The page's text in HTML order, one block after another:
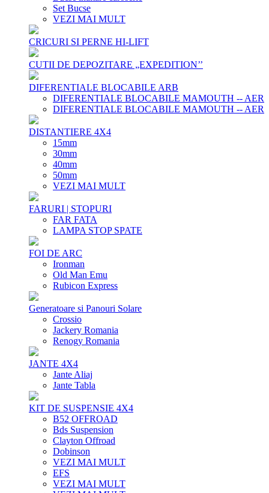
Set Bucse
VEZI MAI MULT
CRICURI SI PERNE HI-LIFT
CUTII DE DEPOZITARE „EXPEDITION’’
DIFERENTIALE BLOCABILE ARB
DIFERENTIALE BLOCABILE MAMOUTH -- AER
DIFERENTIALE BLOCABILE MAMOUTH -- AER
DISTANTIERE 4X4
15mm
30mm
40mm
50mm
VEZI MAI MULT
FARURI | STOPURI
FAR FATA
LAMPA STOP SPATE
FOI DE ARC
Ironman
Old Man Emu
Rubicon Express
Generatoare si Panouri Solare
Crossio
Jackery Romania
Renogy Romania
JANTE 4X4
Jante Aliaj
Jante Tabla
KIT DE SUSPENSIE 4X4
B52 OFFROAD
Bds Suspension
Clayton Offroad
Dobinson
VEZI MAI MULT
EFS
VEZI MAI MULT